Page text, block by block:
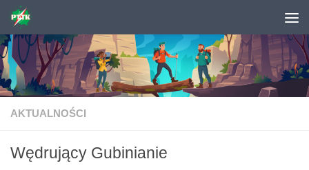
Skip to content
AKTUALNOŚCI
Wędrujący Gubinianie